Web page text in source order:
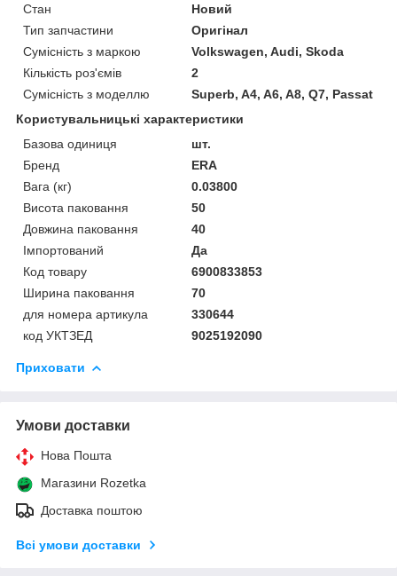
Стан
Новий
Тип запчастини
Оригінал
Сумісність з маркою
Volkswagen, Audi, Skoda
Кількість роз'ємів
2
Сумісність з моделлю
Superb, A4, A6, A8, Q7, Passat
Користувальницькі характеристики
Базова одиниця
шт.
Бренд
ERA
Вага (кг)
0.03800
Висота паковання
50
Довжина паковання
40
Імпортований
Да
Код товару
6900833853
Ширина паковання
70
для номера артикула
330644
код УКТЗЕД
9025192090
Приховати
Умови доставки
Нова Пошта
Магазини Rozetka
Доставка поштою
Всі умови доставки